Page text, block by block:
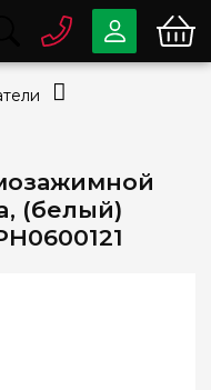
(белый)
33-63-07
Telegram